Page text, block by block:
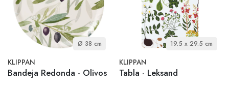
Ø 38 cm
KLIPPAN
Bandeja Redonda - Olivos
19.5 x 29.5 cm
KLIPPAN
Tabla - Leksand